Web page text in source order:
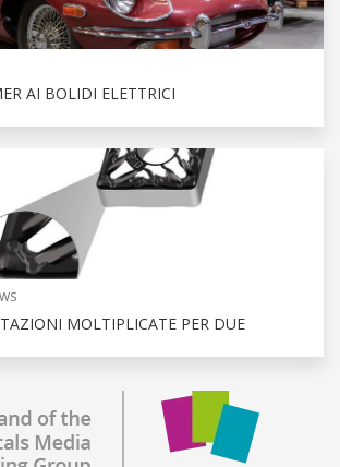
AI BOLIDI ELETTRICI
MOLTIPLICATE PER DUE